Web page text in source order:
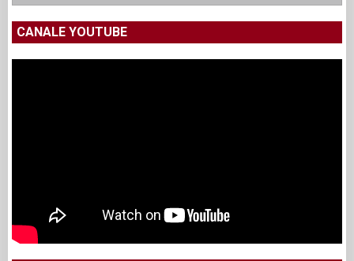
CANALE YOUTUBE